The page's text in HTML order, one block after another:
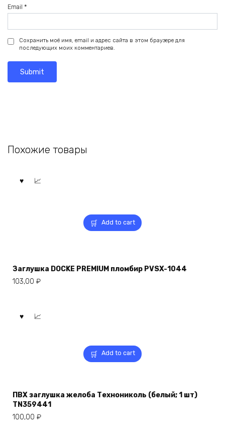
Email *
Сохранить моё имя, email и адрес сайта в этом браузере для
последующих моих комментариев.
Похожие товары
Add to cart
Заглушка DOCKE PREMIUM пломбир PVSX-1044
103,00 ₽
Add to cart
ПВХ заглушка желоба Технониколь (белый; 1 шт)
TN359441
100,00 ₽